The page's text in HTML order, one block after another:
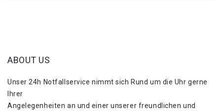
ABOUT US
Unser 24h Notfallservice nimmt sich Rund um die Uhr gerne
Ihrer
Angelegenheiten an und einer unserer freundlichen und